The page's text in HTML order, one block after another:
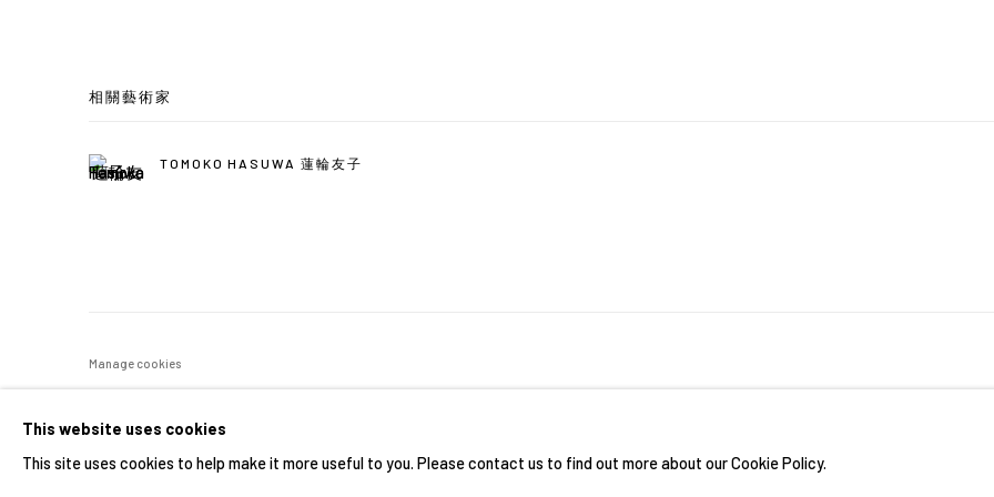
相關藝術家
TOMOKO HASUWA 蓮輪友子
Manage cookies
This website uses cookies
This site uses cookies to help make it more useful to you. Please contact us to find out more about our Cookie Policy.